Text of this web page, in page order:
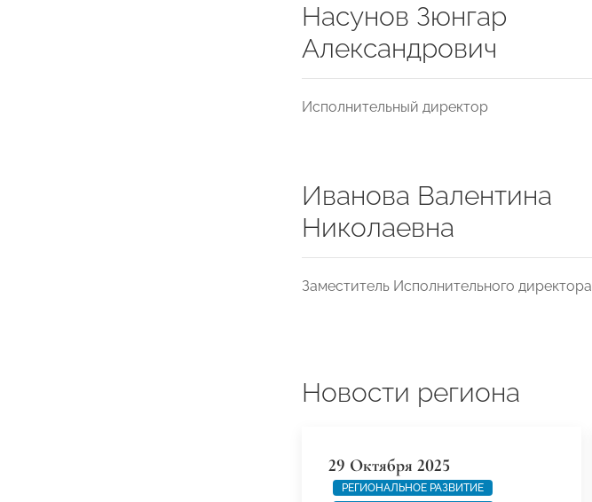
Насунов Зюнгар
Александрович
Исполнительный директор
Иванова Валентина
Николаевна
Заместитель Исполнительного директора
Новости региона
29 Октября 2025
РЕГИОНАЛЬНОЕ РАЗВИТИЕ